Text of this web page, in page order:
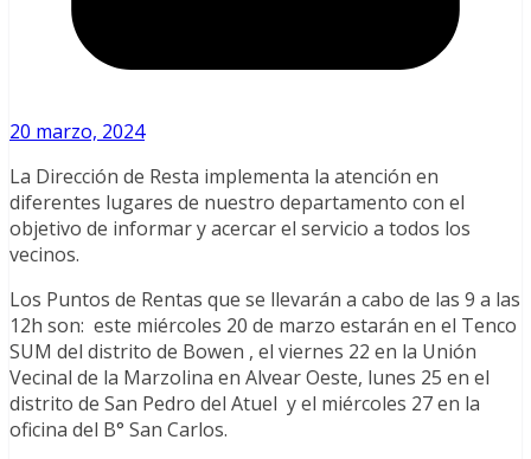
20 marzo, 2024
La Dirección de Resta implementa la atención en
diferentes lugares de nuestro departamento con el
objetivo de informar y acercar el servicio a todos los
vecinos.
Los Puntos de Rentas que se llevarán a cabo de las 9 a las
12h son: este miércoles 20 de marzo estarán en el Tenco
SUM del distrito de Bowen , el viernes 22 en la Unión
Vecinal de la Marzolina en Alvear Oeste, lunes 25 en el
distrito de San Pedro del Atuel y el miércoles 27 en la
oficina del B° San Carlos.